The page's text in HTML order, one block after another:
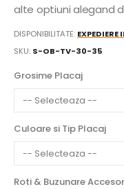
alte optiuni alegand
DISPONIBILITATE:
SKU S-OB-TV-30-35
Grosime Placaj
Culoare si Tip Placaj
Roti & Buzunare